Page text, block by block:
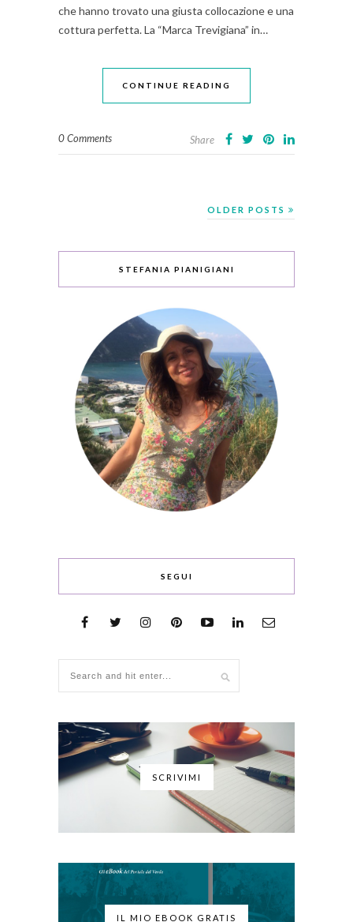
che hanno trovato una giusta collocazione e una
cottura perfetta. La “Marca Trevigiana” in…
CONTINUE READING
0 Comments Share
OLDER POSTS
STEFANIA PIANIGIANI
SEGUI
SCRIVIMI
IL MIO EBOOK GRATIS